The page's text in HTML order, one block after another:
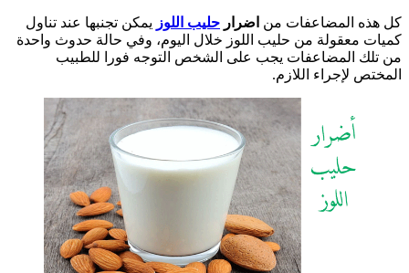
كل هذه المضاعفات من اضرار حليب اللوز يمكن تجنبها عند تناول
كميات معقولة من حليب اللوز خلال اليوم، وفي حالة حدوث واحدة
من تلك المضاعفات يجب على الشخص التوجه فورا للطبيب
المختص لإجراء اللازم.